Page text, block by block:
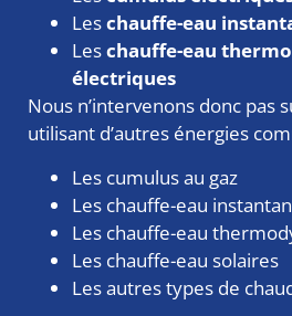
Leschauffe-eau
Leschauffe-eau
électriques
Nous n’intervenons donc pas
utilisant d’autres énergies
Les cumulus au gaz
Les chauffe-eau
Les chauffe-eau
Les chauffe-eau solaires
Les autres types de